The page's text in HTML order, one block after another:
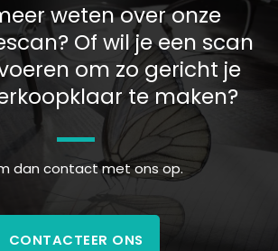
weten over onze
Of wil je een scan
om zo gericht je
te maken?
dan contact met ons op.
CONTACTEER ONS